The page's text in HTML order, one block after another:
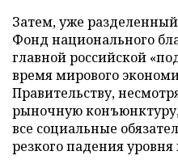
Затем, уже
Фонд национального
главной российской
время мирового
Правительству,
рыночную конъюнктуру,
все социальные
резкого падения